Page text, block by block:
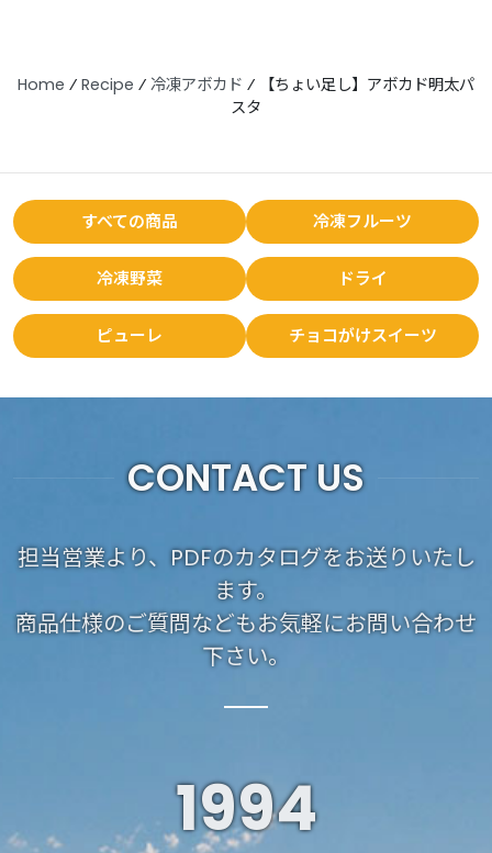
Home ⁄ Recipe ⁄ 冷凍アボカド ⁄
【ちょい足し】アボカド明太パ
スタ
すべての商品 冷凍フルーツ
冷凍野菜 ドライ
ピューレ チョコがけスイーツ
CONTACT US
担当営業より、PDFのカタログをお送りいたし
ます。
商品仕様のご質問などもお気軽にお問い合わせ
下さい。
1994